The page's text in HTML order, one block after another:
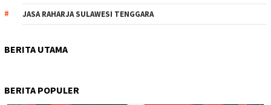
JASA RAHARJA SULAWESI TENGGARA
BERITA UTAMA
BERITA POPULER